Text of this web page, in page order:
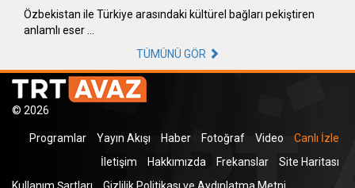
Özbekistan ile Türkiye arasındaki kültürel bağları pekiştiren
anlamlı eser …
TÜMÜNÜ GÖR
© 2026
Programlar Yayın Akışı Haber Fotoğraf Video
Canlı İzle
İletişim
Hakkımızda Frekanslar
Site Haritası
Kullanım Şartları
Gizlilik Politikası ve Aydınlatma Metni